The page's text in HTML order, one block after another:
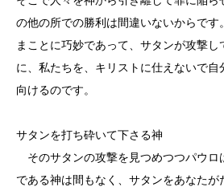
の他の所での勝利は間違いないからです
まことに巧妙であって、サタンが攻撃
に、私たちを、キリストに仕えないで
向けるのです。
サタンを打ち砕いて下さる神
そのサタンの攻撃を見つめつつパウロ
である神は間もなく、サタンをあなた